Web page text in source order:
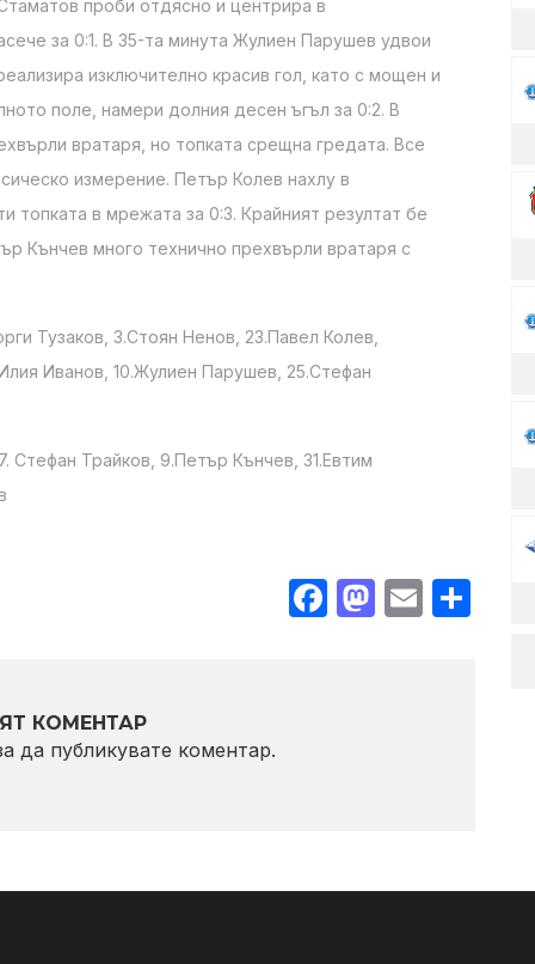
проби отдясно и центрира в
за 0:1. В 35-та минута Жулиен Парушев удвои
изключително красив гол, като с мощен и
поле, намери долния десен ъгъл за 0:2. В
вратаря, но топката срещна гредата. Все
измерение. Петър Колев нахлу в
топката в мрежата за 0:3. Крайният резултат бе
Кънчев много технично прехвърли вратаря с
Тузаков, 3.Стоян Ненов, 23.Павел Колев,
Иванов, 10.Жулиен Парушев, 25.Стефан
Стефан Трайков, 9.Петър Кънчев, 31.Евтим
Facebook
Mastodon
Email
КОМЕНТАР
да публикувате коментар.